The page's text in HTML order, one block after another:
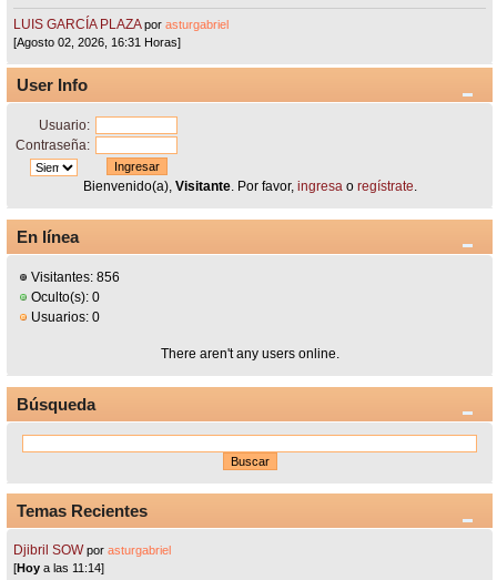
LUIS GARCÍA PLAZA porasturgabriel
[Agosto 02, 2026, 16:31 Horas]
User Info
Usuario:
Contraseña:
Bienvenido(a), Visitante. Por favor, ingresao regístrate.
En línea
Visitantes: 856
Oculto(s): 0
Usuarios: 0
There aren't any users online.
Búsqueda
Temas Recientes
Djibril SOW porasturgabriel
[Hoy a las 11:14]